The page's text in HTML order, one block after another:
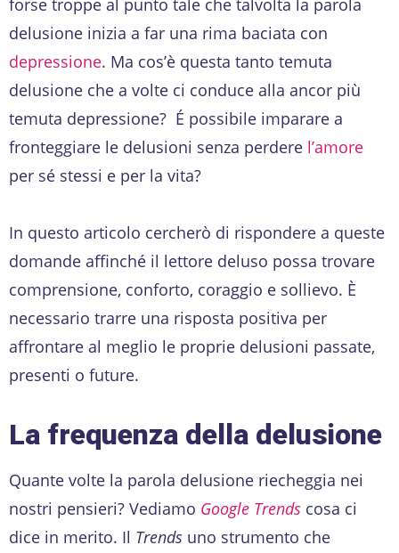
forse troppe al punto tale che talvolta la parola
delusione inizia a far una rima baciata con
depressione. Ma cos’è questa tanto temuta
delusione che a volte ci conduce alla ancor più
temuta depressione? É possibile imparare a
fronteggiare le delusioni senza perdere l’amore
per sé stessi e per la vita?
In questo articolo cercherò di rispondere a queste
domande affinché il lettore deluso possa trovare
comprensione, conforto, coraggio e sollievo. È
necessario trarre una risposta positiva per
affrontare al meglio le proprie delusioni passate,
presenti o future.
La frequenza della delusione
Quante volte la parola delusione riecheggia nei
nostri pensieri? Vediamo Google Trends cosa ci
dice in merito. Il Trends uno strumento che